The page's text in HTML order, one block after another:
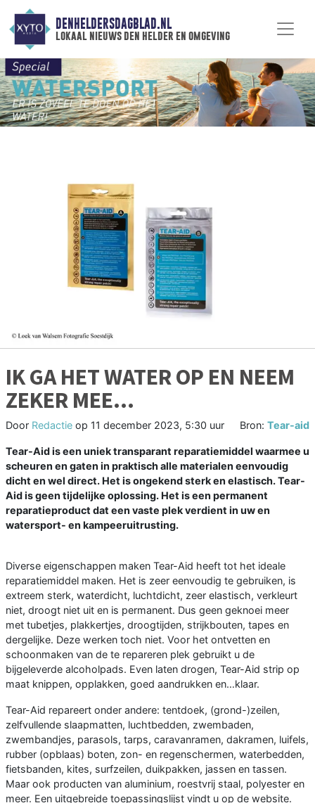
DENHELDERSDAGBLAD.NL
lokaal nieuws den helder en omgeving
IK GA HET WATER OP EN NEEM
ZEKER MEE…
Door Redactie op 11 december 2023, 5:30 uur Bron: Tear-aid
Tear-Aid is een uniek transparant reparatiemiddel waarmee u
scheuren en gaten in praktisch alle materialen eenvoudig
dicht en wel direct. Het is ongekend sterk en elastisch. Tear-
Aid is geen tijdelijke oplossing. Het is een permanent
reparatieproduct dat een vaste plek verdient in uw en
watersport- en kampeeruitrusting.
Diverse eigenschappen maken Tear-Aid heeft tot het ideale
reparatiemiddel maken. Het is zeer eenvoudig te gebruiken, is
extreem sterk, waterdicht, luchtdicht, zeer elastisch, verkleurt
niet, droogt niet uit en is permanent. Dus geen geknoei meer
met tubetjes, plakkertjes, droogtijden, strijkbouten, tapes en
dergelijke. Deze werken toch niet. Voor het ontvetten en
schoonmaken van de te repareren plek gebruikt u de
bijgeleverde alcoholpads. Even laten drogen, Tear-Aid strip op
maat knippen, opplakken, goed aandrukken en…klaar.
Tear-Aid repareert onder andere: tentdoek, (grond-)zeilen,
zelfvullende slaapmatten, luchtbedden, zwembaden,
zwembandjes, parasols, tarps, caravanramen, dakramen, luifels,
rubber (opblaas) boten, zon- en regenschermen, waterbedden,
fietsbanden, kites, surfzeilen, duikpakken, jassen en tassen.
Maar ook producten van aluminium, roestvrij staal, polyester en
meer. Een uitgebreide toepassingslijst vindt u op de website.